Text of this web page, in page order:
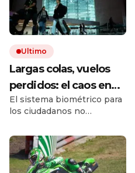
Ultimo
Largas colas, vuelos
perdidos: el caos en
los viajes se desata
tras los nuevos
controles de
pasaportes de la UE
El sistema biométrico para
los ciudadanos no
provocando largos retrasos
y malhumor en los
aeropuertos. Las
autoridades afirman que